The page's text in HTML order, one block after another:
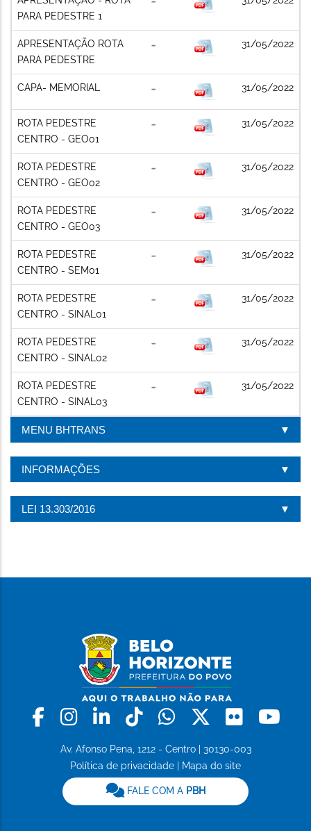
PARA PEDESTRE 1
APRESENTAÇÃO ROTA
PARA PEDESTRE
31/05/2022
CAPA- MEMORIAL 31/05/2022
ROTA PEDESTRE
CENTRO - GEO01
31/05/2022
ROTA PEDESTRE
CENTRO - GEO02
31/05/2022
ROTA PEDESTRE
CENTRO - GEO03
31/05/2022
ROTA PEDESTRE
CENTRO - SEM01
31/05/2022
ROTA PEDESTRE
CENTRO - SINAL01
31/05/2022
ROTA PEDESTRE
CENTRO - SINAL02
31/05/2022
ROTA PEDESTRE
CENTRO - SINAL03
31/05/2022
MENU BHTRANS
INFORMAÇÕES
LEI 13.303/2016
Facebook
Instagram
LinkedinTiktokWhatsapp
X Flickr
Av. Afonso Pena, 1212 - Centro | 30130-003
Política de privacidade
Mapa do site
FALE COM A PBH